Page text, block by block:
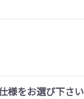
様をお選び下さい